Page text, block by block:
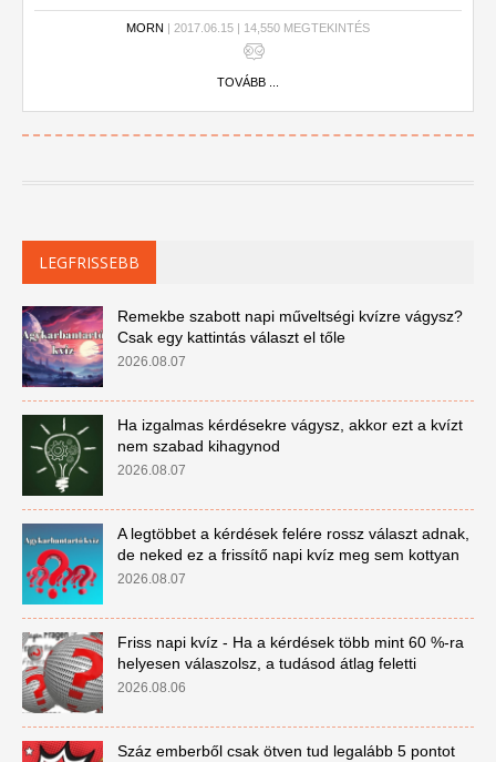
hőszivattyú. Tudod, melyik mit csinál?
MORN | 2017.06.15 | 14,550 MEGTEKINTÉS
TOVÁBB ...
LEGFRISSEBB
Remekbe szabott napi műveltségi kvízre vágysz?
Csak egy kattintás választ el tőle
2026.08.07
Ha izgalmas kérdésekre vágysz, akkor ezt a kvízt
nem szabad kihagynod
2026.08.07
A legtöbbet a kérdések felére rossz választ adnak,
de neked ez a frissítő napi kvíz meg sem kottyan
2026.08.07
Friss napi kvíz - Ha a kérdések több mint 60 %-ra
helyesen válaszolsz, a tudásod átlag feletti
2026.08.06
Száz emberből csak ötven tud legalább 5 pontot